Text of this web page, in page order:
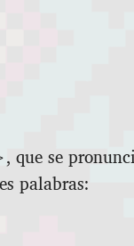
se
palabras: